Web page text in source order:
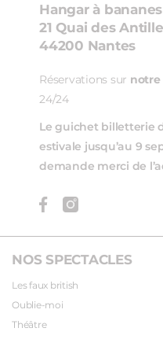
NOS SPECTACLES
Les faux british
Oublie-moi
Théâtre
Hangar à bananes
21 Quai des
44200 Nantes
Réservations sur notre
24/24
Le guichet billetterie
estivale jusqu’au 9
demande merci de